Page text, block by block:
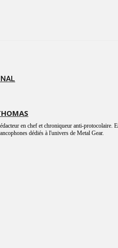
en chef et chroniqueur anti-protocolaire.
dédiés à l'univers de Metal Gear.